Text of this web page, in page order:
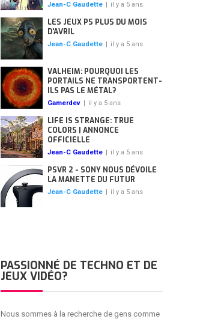
Jean-C Gaudette | il y a 5 ans
LES JEUX PS PLUS DU MOIS
D'AVRIL
Jean-C Gaudette | il y a 5 ans
VALHEIM: POURQUOI LES
PORTAILS NE TRANSPORTENT-
ILS PAS LE MÉTAL?
Gamerdev | il y a 5 ans
LIFE IS STRANGE: TRUE
COLORS | ANNONCE
OFFICIELLE
Jean-C Gaudette | il y a 5 ans
PSVR 2 - SONY NOUS DÉVOILE
LA MANETTE DU FUTUR
Jean-C Gaudette | il y a 5 ans
PASSIONNÉ DE TECHNO ET DE
JEUX VIDÉO?
Nous sommes à la recherche de gens comme